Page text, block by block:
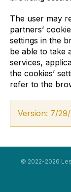
The user may
partners’
settings in the
be able to take
services,
the cookies’
refer to the
Version: 7/
© 2022-2026